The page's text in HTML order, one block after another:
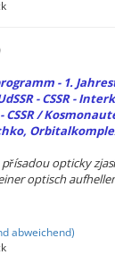
- 1.
- CSSR -
CSSR /
op­ti­cky
op­tisch
abweichend)